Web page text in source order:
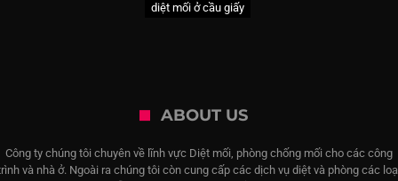
diệt mối ở cầu giấy
ABOUT US
Công ty chúng tôi chuyên về lĩnh vực Diệt mối, phòng chống mối cho các công
và nhà ở. Ngoài ra chúng tôi còn cung cấp các dịch vụ diệt và phòng các